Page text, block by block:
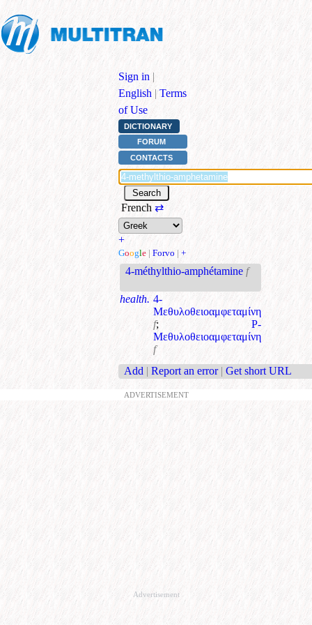
Sign in |
English | Terms
of Use
DICTIONARY
FORUM
CONTACTS
French ⇄
+
Google | Forvo | +
4-méthylthio-amphétamine f
health. 4-
Μεθυλοθειοαμφεταμίνη
f;Ρ-
Μεθυλοθειοαμφεταμίνη
f
Add | Report an error | Get short URL
ADVERTISEMENT
Advertisement